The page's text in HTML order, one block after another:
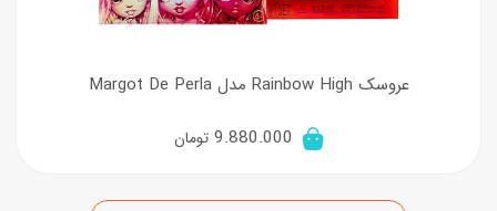
عروسک Rainbow High مدل Margot De Perla
9.880.000 تومان